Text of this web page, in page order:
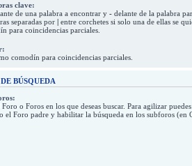
clave:
de una palabra a encontrar y - delante de la palabra
separadas por | entre corchetes si solo una de ellas se
para coincidencias parciales.
comodín para coincidencias parciales.
BÚSQUEDA
o Foros en los que deseas buscar. Para agilizar
el Foro padre y habilitar la búsqueda en los subforos (en